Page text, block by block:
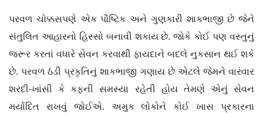
પરવળ ચોક્કસપણે એક પૌષ્ટિક અને ગુણકારી શાકભાજી છે જેને
સંતુલિત આહારનો હિસ્સો બનાવી શકાય છે. જોકે કોઈ પણ વસ્તુનું
જરૂર કરતાં વધારે સેવન કરવાથી ફાયદાને બદલે નુકસાન થઈ શકે
છે. પરવળ ઠંડી પ્રકૃતિનું શાકભાજી ગણાય છે એટલે જેમને વારંવાર
શરદી-ખાંસી કે કફની સમસ્યા રહેતી હોય તેમણે એનું સેવન
મર્યાદિત રાખવું જોઈએ. અમુક લોકોને કોઈ ખાસ પ્રકારના